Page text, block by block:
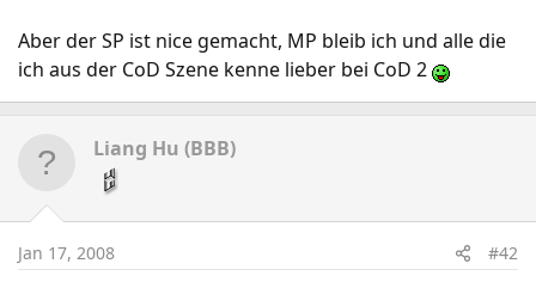
r
Aber der SP ist nice gemacht, MP bleib ich und alle die
ich aus der CoD Szene kenne lieber bei CoD 2
Liang Hu (BBB)
Jan 17, 2008 #42